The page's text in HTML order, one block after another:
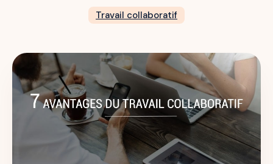
Travail collaboratif